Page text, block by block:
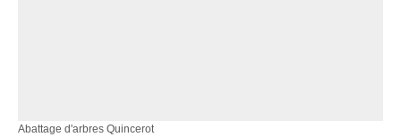
Abattage d'arbres Quincerot